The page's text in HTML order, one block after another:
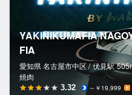
YAKINIKUMAFIA
FIA
愛知県 名古屋市中区 / 伏見駅
焼肉
3.32 ～￥19,999